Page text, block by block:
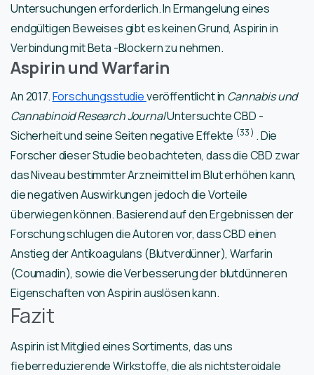
Untersuchungen erforderlich. In Ermangelung eines
endgültigen Beweises gibt es keinen Grund, Aspirin in
Verbindung mit Beta -Blockern zu nehmen.
Aspirin und Warfarin
An 2017.Forschungsstudieveröffentlicht in Cannabis und
Cannabinoid Research JournalUntersuchte CBD -
Sicherheit und seine Seiten negative Effekte (33) . Die
Forscher dieser Studie beobachteten, dass die CBD zwar
das Niveau bestimmter Arzneimittel im Blut erhöhen kann,
die negativen Auswirkungen jedoch die Vorteile
überwiegen können. Basierend auf den Ergebnissen der
Forschung schlugen die Autoren vor, dass CBD einen
Anstieg der Antikoagulans (Blutverdünner), Warfarin
(Coumadin), sowie die Verbesserung der blutdünneren
Eigenschaften von Aspirin auslösen kann.
Fazit
Aspirin ist Mitglied eines Sortiments, das uns
fieberreduzierende Wirkstoffe, die als nichtsteroidale